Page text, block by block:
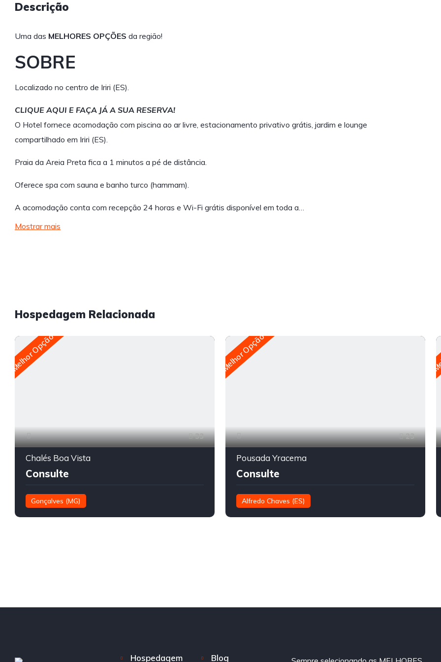
Descrição
Uma das MELHORES OPÇÕES da região!
SOBRE
Localizado no centro de Iriri (ES).
CLIQUE AQUI E FAÇA JÁ A SUA RESERVA!
O Hotel fornece acomodação com piscina ao ar livre, estacionamento privativo grátis, jardim e lounge
compartilhado em Iriri (ES).
Praia da Areia Preta fica a 1 minutos a pé de distância.
Oferece spa com sauna e banho turco (hammam).
A acomodação conta com recepção 24 horas e Wi-Fi grátis disponível em toda a…
Mostrar mais
Hospedagem Relacionada
Melhor Opção
33
Chalés Boa Vista
Consulte
Gonçalves (MG)
Melhor Opção
23
Pousada Yracema
Consulte
Alfredo Chaves (ES)
Hospedagem Blog